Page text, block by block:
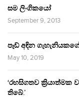
සම ලිංගිකයෝ
September 9, 2013
පෑඩ් අඳින
May 10, 2019
‘රහසිගතව ක්‍රියාත්මක
තිබේ.’